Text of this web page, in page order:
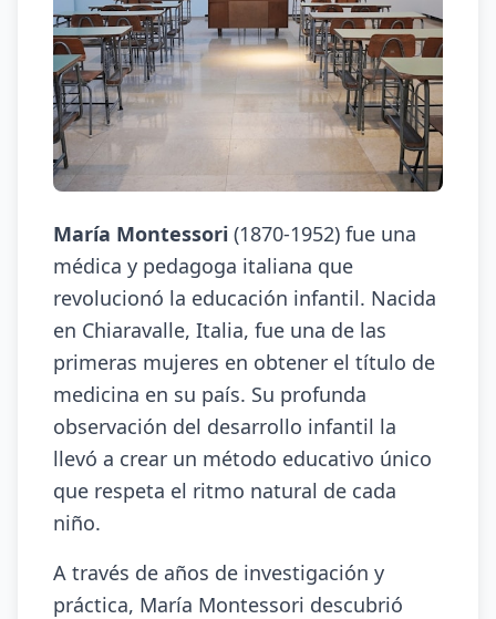
María Montessori (1870-1952) fue una
médica y pedagoga italiana que
revolucionó la educación infantil. Nacida
en Chiaravalle, Italia, fue una de las
primeras mujeres en obtener el título de
medicina en su país. Su profunda
observación del desarrollo infantil la
llevó a crear un método educativo único
que respeta el ritmo natural de cada
niño.
A través de años de investigación y
práctica, María Montessori descubrió